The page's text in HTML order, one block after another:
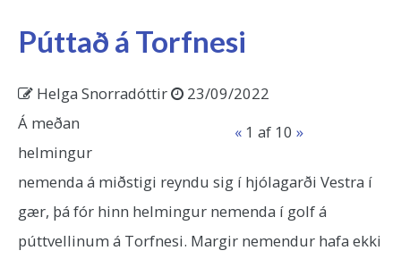
Púttað á Torfnesi
Helga Snorradóttir
23/09/2022
« 1 af 10 »
Á meðan
helmingur
nemenda á miðstigi reyndu sig í hjólagarði Vestra í
gær, þá fór hinn helmingur nemenda í golf á
púttvellinum á Torfnesi. Margir nemendur hafa ekki